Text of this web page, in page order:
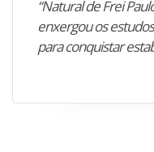
“Natural de Frei
enxergou os
para conquistar